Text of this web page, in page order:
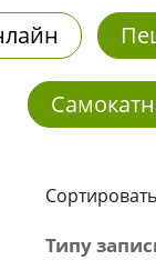
Типу